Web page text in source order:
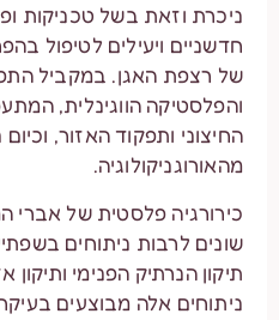
ניכרת וזאת בשל טכניקות
חדשניים ויעילים לטיפול
של רצפת האגן. במקביל
והפלסטיקה הווגינלית,
החיצוני ותפקוד האזור,
מהאורוגניקולוגיה.
כירורגיה פלסטית של אברי
שונים לרבות ניתוחים
תיקון הנרתיק הפנימי
ניתוחים אלה מבוצעים